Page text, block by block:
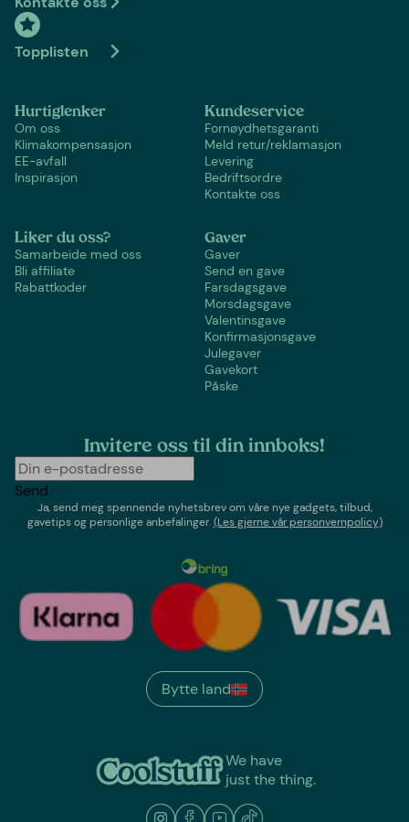
Topplisten
Hurtiglenker
Om oss
Klimakompensasjon
EE-avfall
Inspirasjon
Kundeservice
Fornøydhetsgaranti
Meld retur/reklamasjon
Levering
Bedriftsordre
Kontakte oss
Liker du oss?
Samarbeide med oss
Bli affiliate
Rabattkoder
Gaver
Gaver
Send en gave
Farsdagsgave
Morsdagsgave
Valentinsgave
Konfirmasjonsgave
Julegaver
Gavekort
Påske
Invitere oss til din innboks!
Send
Ja, send meg spennende nyhetsbrev om våre nye gadgets, tilbud,
gavetips og personlige anbefalinger.(Les gjerne vår personvernpolicy)
We have
just the thing.
Bytte land